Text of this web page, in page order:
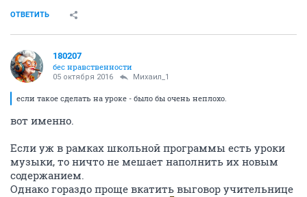
ОТВЕТИТЬ
180207
бес нравственности
05 октября 2016 Михаил_1
если такое сделать на уроке - было бы очень неплохо.
вот именно.
Если уж в рамках школьной программы есть уроки
музыки, то ничто не мешает наполнить их новым
содержанием.
Однако гораздо проще вкатить выговор учительнице